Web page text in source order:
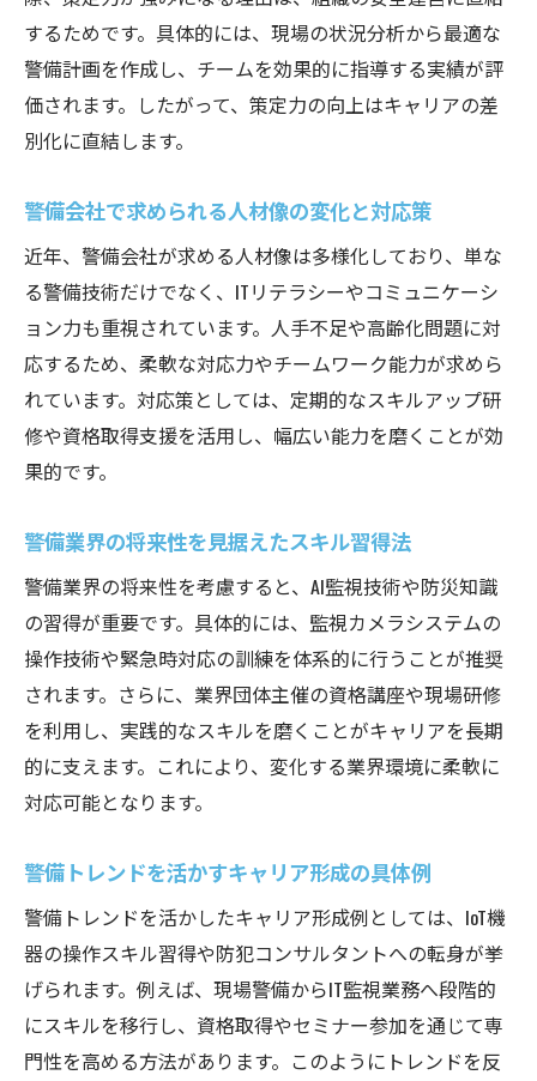
するためです。具体的には、現場の状況分析から最適な
警備計画を作成し、チームを効果的に指導する実績が評
価されます。したがって、策定力の向上はキャリアの差
別化に直結します。
警備会社で求められる人材像の変化と対応策
近年、警備会社が求める人材像は多様化しており、単な
る警備技術だけでなく、ITリテラシーやコミュニケーシ
ョン力も重視されています。人手不足や高齢化問題に対
応するため、柔軟な対応力やチームワーク能力が求めら
れています。対応策としては、定期的なスキルアップ研
修や資格取得支援を活用し、幅広い能力を磨くことが効
果的です。
警備業界の将来性を見据えたスキル習得法
警備業界の将来性を考慮すると、AI監視技術や防災知識
の習得が重要です。具体的には、監視カメラシステムの
操作技術や緊急時対応の訓練を体系的に行うことが推奨
されます。さらに、業界団体主催の資格講座や現場研修
を利用し、実践的なスキルを磨くことがキャリアを長期
的に支えます。これにより、変化する業界環境に柔軟に
対応可能となります。
警備トレンドを活かすキャリア形成の具体例
警備トレンドを活かしたキャリア形成例としては、IoT機
器の操作スキル習得や防犯コンサルタントへの転身が挙
げられます。例えば、現場警備からIT監視業務へ段階的
にスキルを移行し、資格取得やセミナー参加を通じて専
門性を高める方法があります。このようにトレンドを反